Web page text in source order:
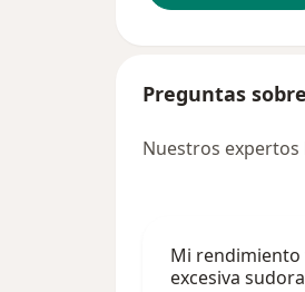
Preguntas
Nuestros
Mi rendimiento
excesiva